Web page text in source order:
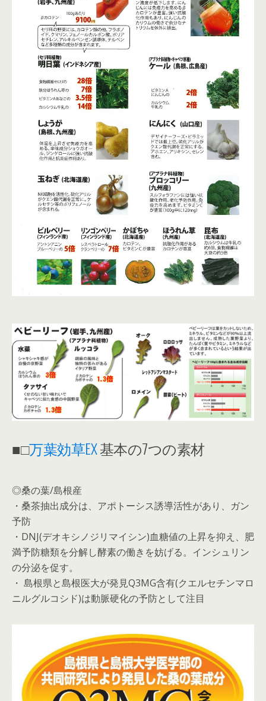
■□万葉効草EX基本の7つの素材
◎桑の葉/島根産
・桑茶抽出成分は、アポトーシス誘導活性があり、ガン
予防
・DNJ(デオキシノジリマイシン)血糖値の上昇を抑え、肥
満予防糖類を分解し酵素の働きを妨げる。インシュリン
の分泌を促す。
・ 島根県と島根医大が発見Q3MG含有(クエルセチンマロ
ニルグルコシド)は動脈硬化の予防として注目